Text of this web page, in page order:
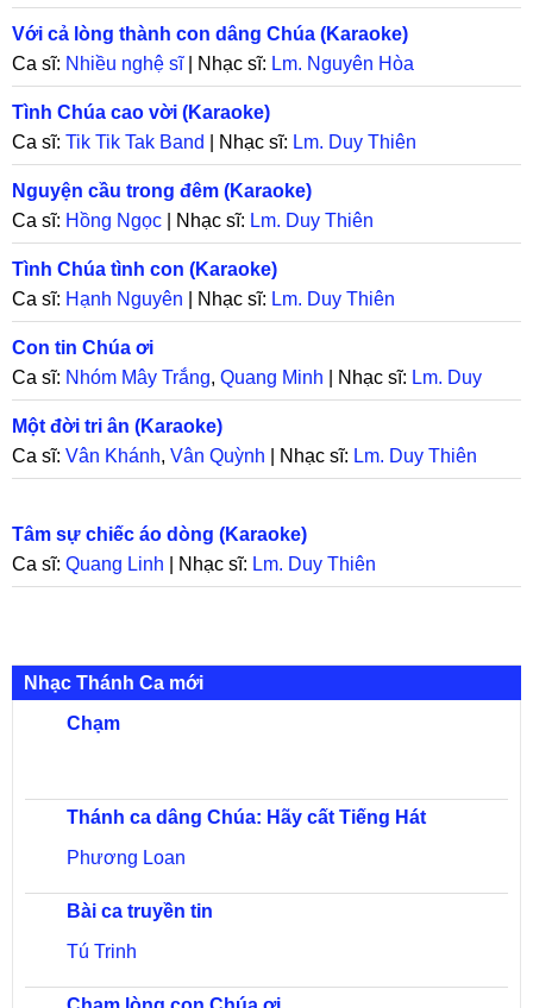
Với cả lòng thành con dâng Chúa (Karaoke)
Ca sĩ: Nhiều nghệ sĩ| Nhạc sĩ: Lm. Nguyên Hòa
Tình Chúa cao vời (Karaoke)
Ca sĩ: Tik Tik Tak Band | Nhạc sĩ: Lm. Duy Thiên
Nguyện cầu trong đêm (Karaoke)
Ca sĩ: Hồng Ngọc | Nhạc sĩ: Lm. Duy Thiên
Tình Chúa tình con (Karaoke)
Ca sĩ: Hạnh Nguyên | Nhạc sĩ: Lm. Duy Thiên
Con tin Chúa ơi
Ca sĩ: Nhóm Mây Trắng, Quang Minh | Nhạc sĩ: Lm. Duy
Thiên
Một đời tri ân (Karaoke)
Ca sĩ: Vân Khánh, Vân Quỳnh | Nhạc sĩ: Lm. Duy Thiên
Tâm sự chiếc áo dòng (Karaoke)
Ca sĩ: Quang Linh | Nhạc sĩ: Lm. Duy Thiên
Nhạc Thánh Ca mới
Chạm
Thánh ca dâng Chúa: Hãy cất Tiếng Hát
Phương Loan
Bài ca truyền tin
Tú Trinh